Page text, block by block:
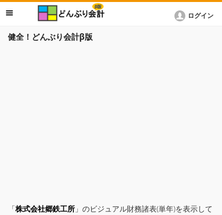
健全！どんぶり会計β版
ログイン
「株式会社郷鉄工所 」のビジュアル財務諸表(単年)を表示して